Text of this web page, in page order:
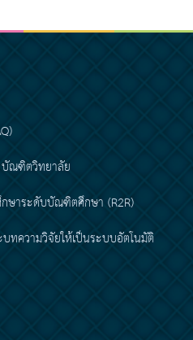
บัณฑิตวิทยาลัย
ษาระดับบัณฑิตศึกษา (R2R)
ทความวิจัยให้เป็นระบบอัตโนมัติ